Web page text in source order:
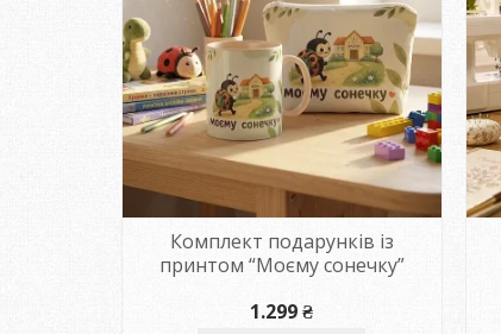
Комплект подарунків із
принтом “Моєму сонечку”
1.299₴